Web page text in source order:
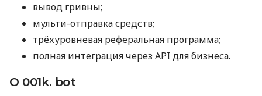
вывод гривны;
мульти-отправка средств;
трёхуровневая реферальная программа;
полная интеграция через API для бизнеса.
О 001k. bot